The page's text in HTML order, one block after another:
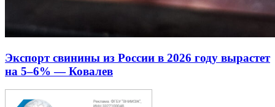
Экспорт свинины из России в 2026 году вырастет
на 5–6% — Ковалев